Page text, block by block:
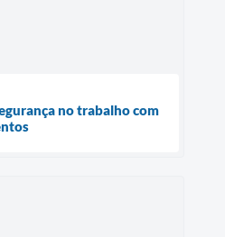
no trabalho com